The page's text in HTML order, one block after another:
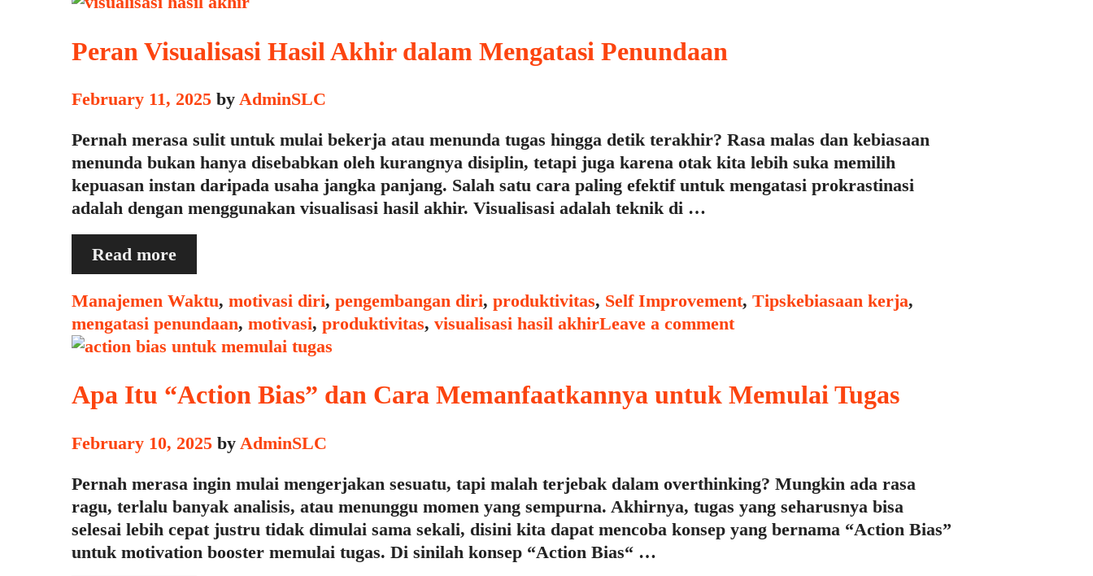
Peran Visualisasi Hasil Akhir dalam Mengatasi Penundaan
February 11, 2025 by AdminSLC
Pernah merasa sulit untuk mulai bekerja atau menunda tugas hingga detik terakhir? Rasa malas dan kebiasaan
menunda bukan hanya disebabkan oleh kurangnya disiplin, tetapi juga karena otak kita lebih suka memilih
kepuasan instan daripada usaha jangka panjang. Salah satu cara paling efektif untuk mengatasi prokrastinasi
adalah dengan menggunakan visualisasi hasil akhir. Visualisasi adalah teknik di …
Read morePeran
Visualisasi
Hasil
Akhir
dalam
Penundaan
Categories
Manajemen Waktu, motivasi diri, pengembangan diri, produktivitas, Self Improvement, TipsTags
kebiasaan kerja,
mengatasi penundaan, motivasi, produktivitas, visualisasi hasil akhirLeave a comment
Apa Itu “Action Bias” dan Cara Memanfaatkannya untuk Memulai Tugas
February 10, 2025 by AdminSLC
Pernah merasa ingin mulai mengerjakan sesuatu, tapi malah terjebak dalam overthinking? Mungkin ada rasa
ragu, terlalu banyak analisis, atau menunggu momen yang sempurna. Akhirnya, tugas yang seharusnya bisa
selesai lebih cepat justru tidak dimulai sama sekali, disini kita dapat mencoba konsep yang bernama “Action Bias”
untuk motivation booster memulai tugas. Di sinilah konsep “Action Bias“ …